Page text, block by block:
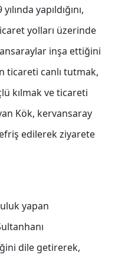
yapıldığını,
yolları üzerinde
inşa ettiğini
ticareti canlı tutmak,
kılmak ve ticareti
Kök, kervansaray
edilerek ziyarete
yapan
dile getirerek,